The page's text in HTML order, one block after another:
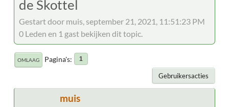
de Skottel
Gestart door muis, september 21, 2021, 11:51:23 PM
0 Leden en 1 gast bekijken dit topic.
OMLAAG Pagina's 1
Gebruikersacties
muis